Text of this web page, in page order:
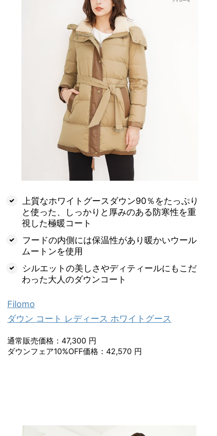
上質なホワイトグースダウン90％をたっぷり
と使った、しっかりと厚みのある防寒性を重
視した極暖コート
フードの内側には保温性があり暖かいウール
ムートンを使用
シルエットの美しさやディティールにもこだ
わった大人のダウンコート
Filomo
ダウン コート レディース ホワイトグース
通常販売価格：47,300 円
ダウンフェア10%OFF価格：42,570 円